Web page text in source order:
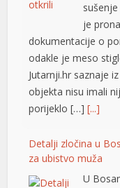
je
dokumentacije o
odakle je meso
Jutarnji.hr saznaje
objekta nisu imali
porijeklo […][...]
Detalji zločina u
za ubistvo muža
U